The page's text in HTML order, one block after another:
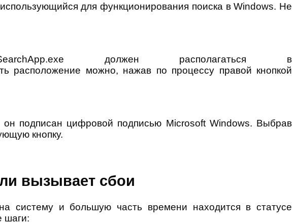
для функционирования поиска в Windows. Не
должен располагаться в
расположение можно, нажав по процессу правой кнопкой
подписан цифровой подписью Microsoft Windows. Выбрав
кнопку.
вызывает сбои
систему и большую часть времени находится в статусе
шаги: